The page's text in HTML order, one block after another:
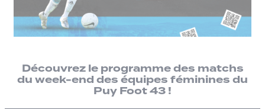
Découvrez le programme des matchs
du week-end des équipes féminines du
Puy Foot 43 !